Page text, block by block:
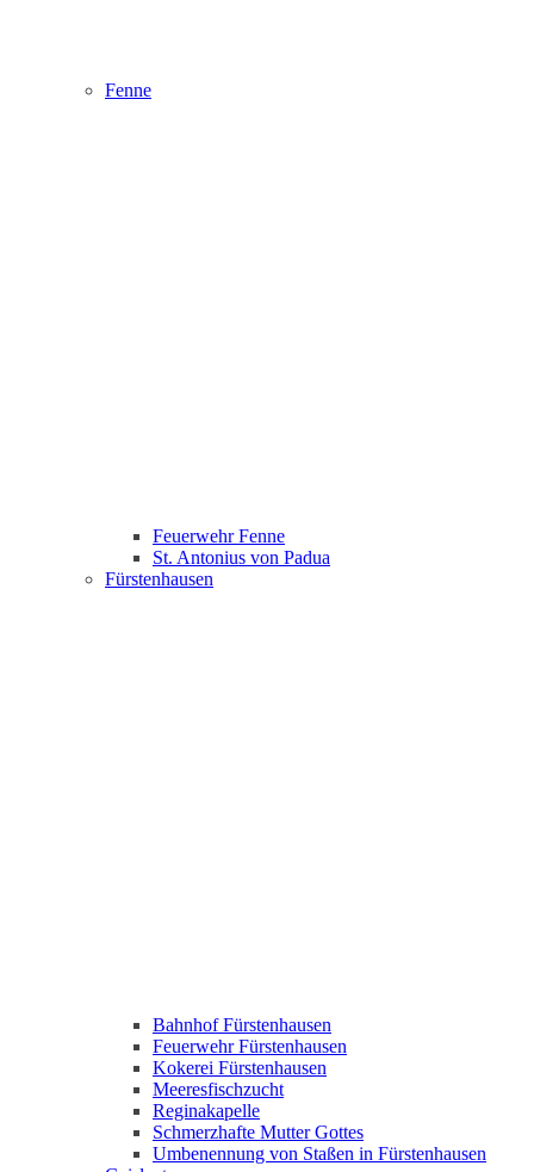
Fenne
Feuerwehr Fenne
St. Antonius von Padua
Fürstenhausen
Bahnhof Fürstenhausen
Feuerwehr Fürstenhausen
Kokerei Fürstenhausen
Meeresfischzucht
Reginakapelle
Schmerzhafte Mutter Gottes
Umbenennung von Staßen in Fürstenhausen